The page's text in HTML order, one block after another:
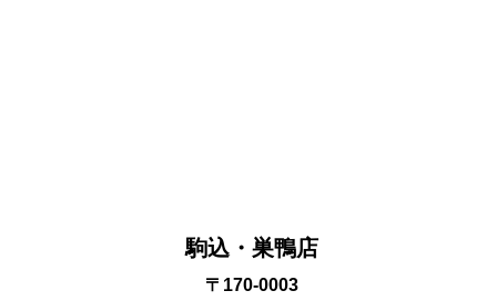
駒込・巣鴨店
〒170-0003